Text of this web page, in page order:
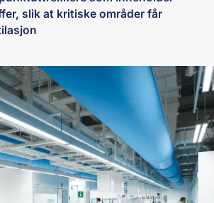
slik at kritiske områder får